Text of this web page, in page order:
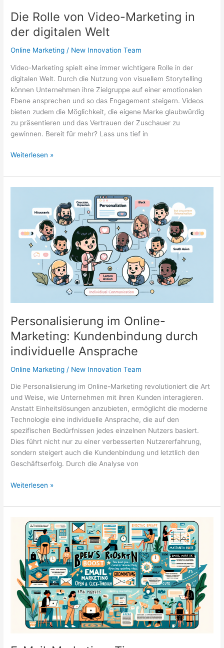
Die Rolle von Video-Marketing in
der digitalen Welt
Online Marketing / New Innovation Team
Video-Marketing spielt eine immer wichtigere Rolle in der
digitalen Welt. Durch die Nutzung von visuellem Storytelling
können Unternehmen ihre Zielgruppe auf einer emotionalen
Ebene ansprechen und so das Engagement steigern. Videos
bieten zudem die Möglichkeit, die eigene Marke glaubwürdig
zu präsentieren und das Vertrauen der Zuschauer zu
gewinnen. Bereit für mehr? Lass uns tief in
Die
von
Video-
digitalen
Weiterlesen »
Personalisierung im Online-
Marketing: Kundenbindung durch
individuelle Ansprache
Online Marketing / New Innovation Team
Die Personalisierung im Online-Marketing revolutioniert die Art
und Weise, wie Unternehmen mit ihren Kunden interagieren.
Anstatt Einheitslösungen anzubieten, ermöglicht die moderne
Technologie eine individuelle Ansprache, die auf den
spezifischen Bedürfnissen jedes einzelnen Nutzers basiert.
Dies führt nicht nur zu einer verbesserten Nutzererfahrung,
sondern steigert auch die Kundenbindung und letztlich den
Geschäftserfolg. Durch die Analyse von
Personalisierung
Online-
Kundenbindung
durch
individuelle
Ansprache
Weiterlesen »